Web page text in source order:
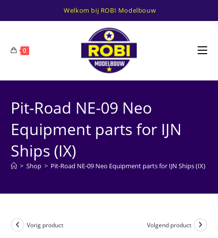
Welkom bij ROBI Modelbouw
0
Pit-Road NE-09 Neo
Equipment parts for IJN
Ships (IX)
> Shop > Pit-Road NE-09 Neo Equipment parts for IJN Ships (IX)
Vorig product Volgend product